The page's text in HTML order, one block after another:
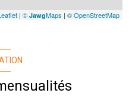
| © JawgMaps | © OpenStreetMap